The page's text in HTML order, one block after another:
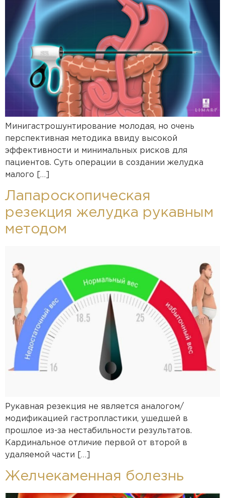
Минигастрошунтирование молодая, но очень
перспективная методика ввиду высокой
эффективности и минимальных рисков для
пациентов. Суть операции в создании желудка
малого […]
Лапароскопическая
резекция желудка рукавным
методом
Рукавная резекция не является аналогом/
модификацией гастропластики, ушедшей в
прошлое из-за нестабильности результатов.
Кардинальное отличие первой от второй в
удаляемой части […]
Желчекаменная болезнь